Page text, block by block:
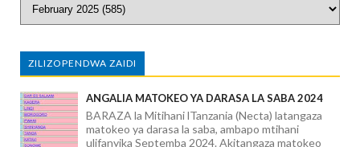
ZILIZOPENDWA ZAIDI
ANGALIA MATOKEO YA DARASA LA SABA 2024
BARAZA la Mitihani lTanzania (Necta) latangaza
matokeo ya darasa la saba, ambapo mtihani
ulifanyika Septemba 2024. Akitangaza matokeo